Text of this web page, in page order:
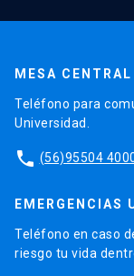
MESA CENTRAL
Teléfono para
Universidad.
phone (56)95504
EMERGENCIAS
Teléfono en caso
riesgo tu vida